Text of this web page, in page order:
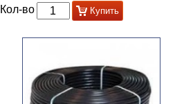
Кол-во Купить